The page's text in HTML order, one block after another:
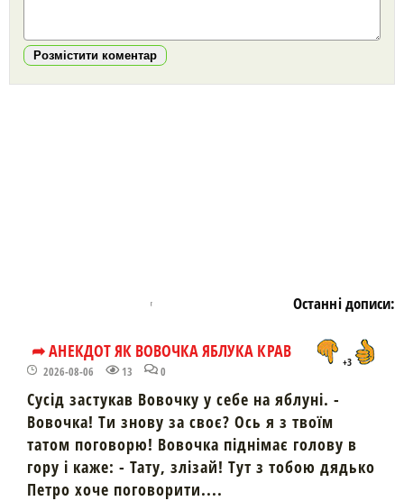
Розмістити коментар
Останні дописи:
➦ АНЕКДОТ ЯК ВОВОЧКА ЯБЛУКА КРАВ
2026-08-06 13 0
+3
Сусід застукав Вовочку у себе на яблуні. -
Вовочка! Ти знову за своє? Ось я з твоїм
татом поговорю! Вовочка піднімає голову в
гору і каже: - Тату, злізай! Тут з тобою дядько
Петро хоче поговорити....